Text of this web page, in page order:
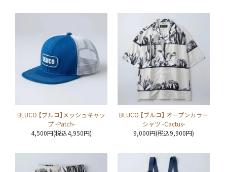
BLUCO 【ブルコ】メッシュキャッ
プ -Patch-
4,500円(税込4,950円)
BLUCO 【ブルコ】 オープンカラー
シャツ -Cactus-
9,000円(税込9,900円)